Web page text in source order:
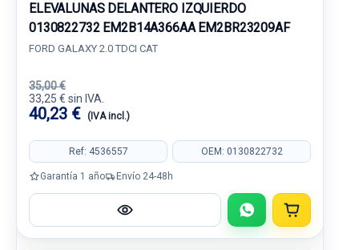
ELEVALUNAS DELANTERO IZQUIERDO
0130822732 EM2B14A366AA EM2BR23209AF
FORD GALAXY 2.0 TDCI CAT
35,00 €
33,25 € sin IVA.
40,23 € (IVA incl.)
Ref: 4536557 OEM: 0130822732
Garantía 1 año Envío 24-48h